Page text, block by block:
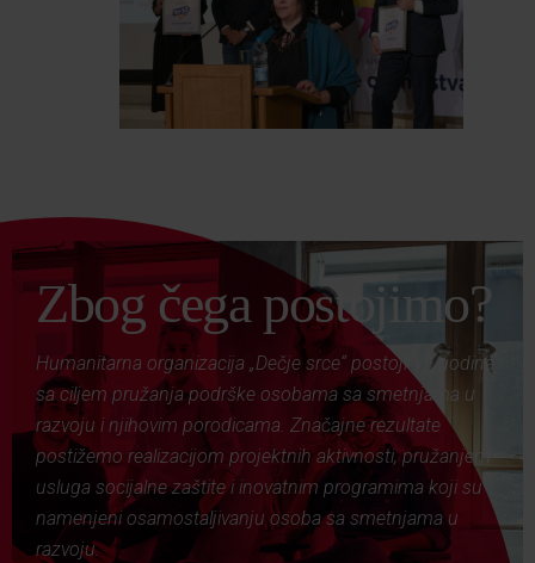
Zbog čega postojimo?
Humanitarna organizacija „Dečje srce“ postoji 19 godina
sa ciljem pružanja podrške osobama sa smetnjama u
razvoju i njihovim porodicama. Značajne rezultate
postižemo realizacijom projektnih aktivnosti, pružanjem
usluga socijalne zaštite i inovatnim programima koji su
namenjeni osamostaljivanju osoba sa smetnjama u
razvoju.